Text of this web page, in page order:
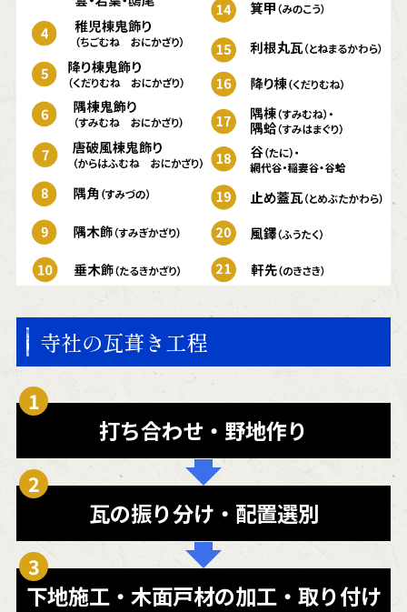
寺社の瓦葺き工程
打ち合わせ ・野地作り
瓦の振り分け ・配置選別
下地施工・木面戸材の加工・取り付け